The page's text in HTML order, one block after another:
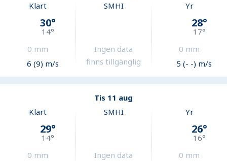
Klart
30°
14°
0 mm
6 (9) m/s
SMHI
Ingen data
finns tillgänglig
Yr
28°
17°
0 mm
5 (- -) m/s
Tis 11 aug
Klart
29°
14°
0 mm
SMHI
Ingen data
Yr
26°
16°
0 mm